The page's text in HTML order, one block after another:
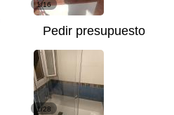
1/16
Pedir presupuesto
1/28